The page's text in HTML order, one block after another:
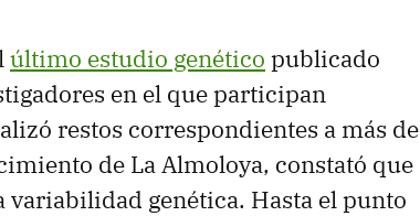
último estudio genético publicado
en el que participan
restos correspondientes a más de
de La Almoloya, constató que
genética. Hasta el punto